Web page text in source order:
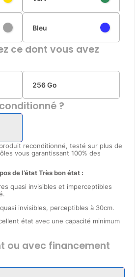
Bleu
ce dont vous avez
256 Go
?
reconditionné, testé sur plus de
vous garantissant 100% des
de l’état Très bon état :
quasi invisibles et imperceptibles
invisibles, perceptibles à 30cm.
état avec une capacité minimum
ou avec financement